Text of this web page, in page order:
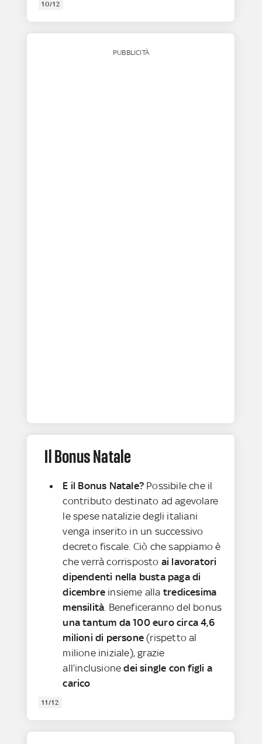
10/12
PUBBLICITÀ
Il Bonus Natale
E il Bonus Natale? Possibile che il
contributo destinato ad agevolare
le spese natalizie degli italiani
venga inserito in un successivo
decreto fiscale. Ciò che sappiamo è
che verrà corrisposto ai lavoratori
dipendenti nella busta paga di
dicembre insieme alla tredicesima
mensilità . Beneficeranno del bonus
una tantum da 100 euro circa 4,6
milioni di persone (rispetto al
milione iniziale), grazie
all’inclusionedei single con figli a
carico
11/12